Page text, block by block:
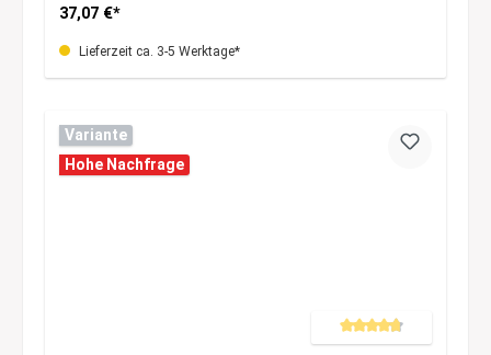
37,07 €*
Lieferzeit ca. 3-5 Werktage*
Variante
Hohe Nachfrage
Durchschnittliche Bewertung